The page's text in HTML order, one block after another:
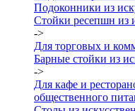
Подоконники из
Стойки ресепшн из
->
Для торговых и
Барные стойки из
->
Для кафе и
общественного